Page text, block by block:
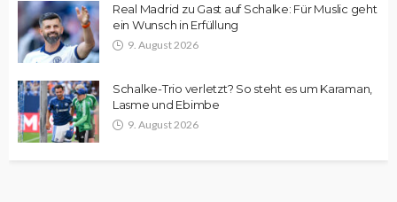
Real Madrid zu Gast auf Schalke: Für Muslic geht
ein Wunsch in Erfüllung
9. August 2026
Schalke-Trio verletzt? So steht es um Karaman,
Lasme und Ebimbe
9. August 2026